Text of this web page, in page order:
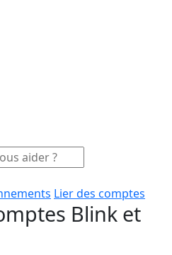
Lier des comptes
Blink et